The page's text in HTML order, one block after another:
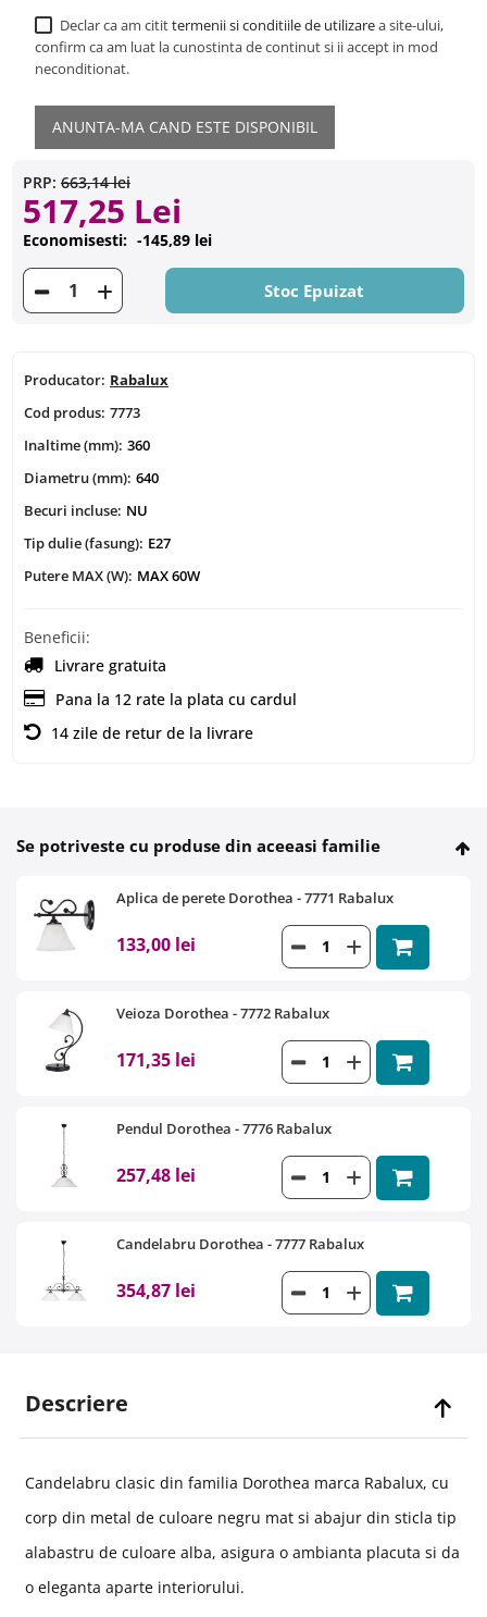
Producator: Rabalux
Cod produs: 7773
Inaltime (mm): 360
Diametru (mm): 640
Becuri incluse: NU
Tip dulie (fasung): E27
Putere MAX (W): MAX 60W
Beneficii:
Livrare gratuita
Pana la 12 rate la plata cu cardul
14 zile de retur de la livrare
Declar ca am citittermenii si conditiile de utilizarea site-ului,
confirm ca am luat la cunostinta de continut si ii accept in mod
neconditionat.
ANUNTA-MA CAND ESTE DISPONIBIL
PRP: 663,14 lei
517,25 Lei
Economisesti: -145,89 lei
Stoc Epuizat
Se potriveste cu produse din aceeasi familie
Aplica de perete Dorothea - 7771 Rabalux
133,00 lei
Veioza Dorothea - 7772 Rabalux
171,35 lei
Pendul Dorothea - 7776 Rabalux
257,48 lei
Candelabru Dorothea - 7777 Rabalux
354,87 lei
Descriere
Candelabru clasic din familia Dorothea marca Rabalux, cu
corp din metal de culoare negru mat si abajur din sticla tip
alabastru de culoare alba, asigura o ambianta placuta si da
o eleganta aparte interiorului.